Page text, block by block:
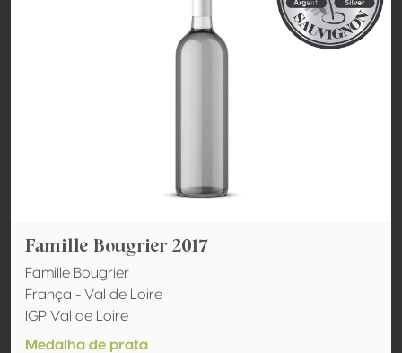
Famille Bougrier 2017
Famille Bougrier
França - Val de Loire
IGP Val de Loire
Medalha de prata